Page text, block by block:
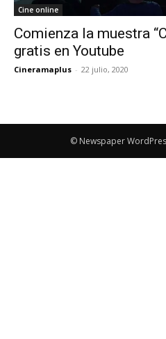
Cine online
Comienza la muestra
gratis en Youtube
Cineramaplus - 22 julio, 2020
© Newspaper